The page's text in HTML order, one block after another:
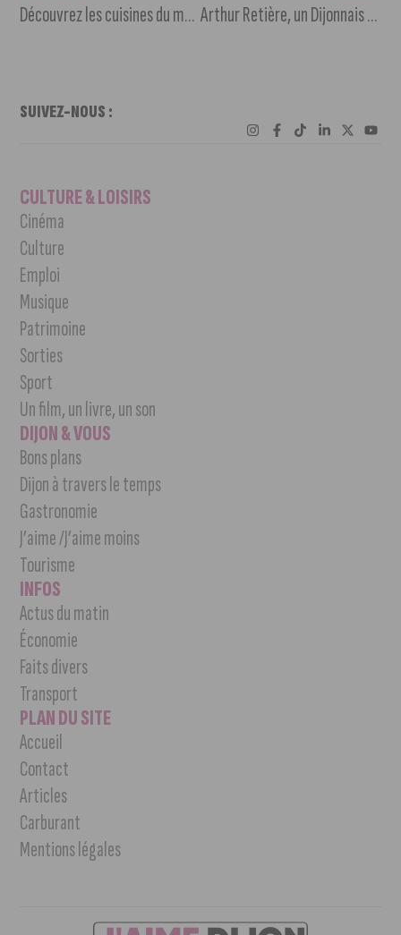
Découvrez les cuisines du monde au Refugee Food Festival Arthur Retière, un Dijonnais parmi les champions du Stade toulousain
SUIVEZ-NOUS :
CULTURE & LOISIRS
Cinéma
Culture
Emploi
Musique
Patrimoine
Sorties
Sport
Un film, un livre, un son
DIJON & VOUS
Bons plans
Dijon à travers le temps
Gastronomie
J’aime /J’aime moins
Tourisme
INFOS
Actus du matin
Économie
Faits divers
Transport
PLAN DU SITE
Accueil
Contact
Articles
Carburant
Mentions légales